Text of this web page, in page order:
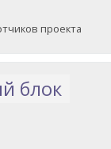
проекта
блок